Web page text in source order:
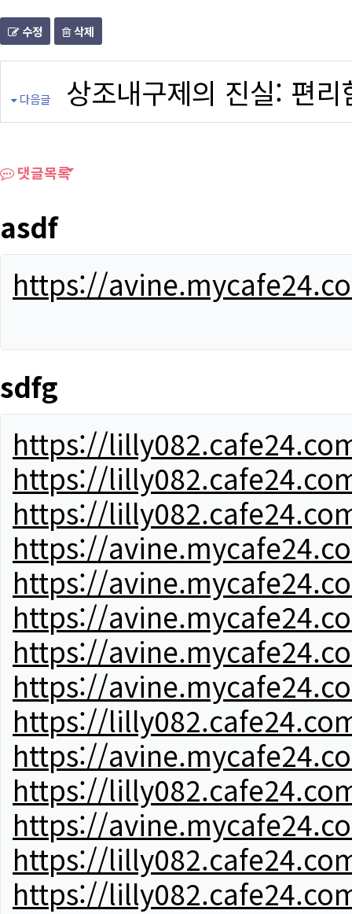
수정 삭제
다음글 상조내구제의 진실: 편
댓글목록
asdf
https://
sdfg
https://
https://
https://
https://
https://
https://
https://
https://
https://
https://
https://
https://
https://
https://